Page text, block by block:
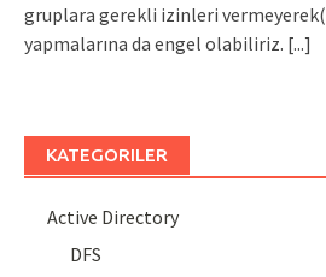
gruplara gerekli izinleri
yapmalarına da engel olabiliriz. [...]
KATEGORILER
Active Directory
DFS